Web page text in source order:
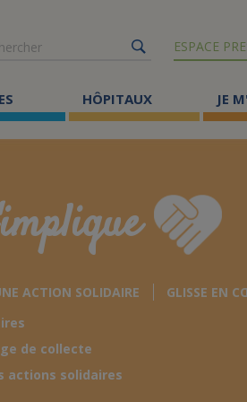
Rechercher
ESPACE
HÔPITAUX JE
ACTION SOLIDAIRE
de collecte
actions solidaires
GLISSE EN